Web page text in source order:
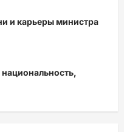
и карьеры министра